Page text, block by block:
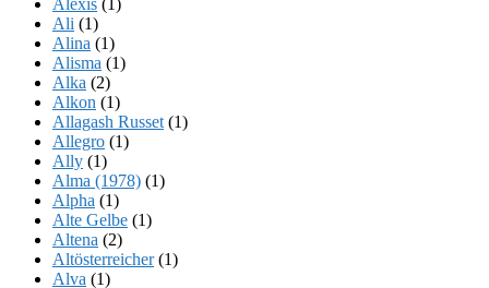
Ali (1)
Alina (1)
Alisma (1)
Alka (2)
Alkon (1)
Allagash Russet (1)
Allegro (1)
Ally (1)
Alma (1978) (1)
Alpha (1)
Alte Gelbe (1)
Altena (2)
Altösterreicher(1)
Alva (1)